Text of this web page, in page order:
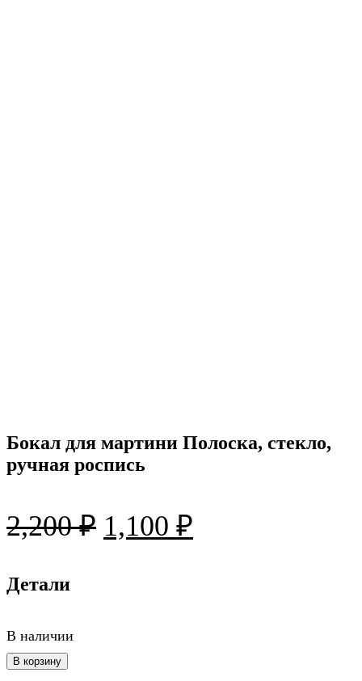
Бокал для мартини Полоска, стекло,
ручная роспись
2,200₽ Первоначальная
1,100 ₽
Детали
В наличии
Количество
товара
В корзину